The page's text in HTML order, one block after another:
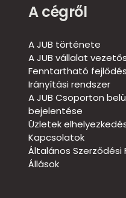
A cégről
A JUB története
A JUB vállalat
Fenntartható fejlődés
Irányítási rendszer
A JUB Csoporton
bejelentése
Üzletek
Kapcsolatok
Általános Szerződési
Állások